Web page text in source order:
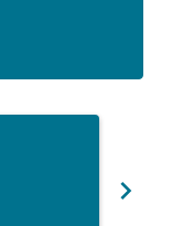
chevron_right